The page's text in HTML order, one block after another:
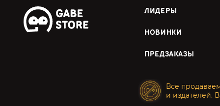
ЛИДЕРЫ
НОВИНКИ
ПРЕДЗАКАЗЫ
Все
и издателей.